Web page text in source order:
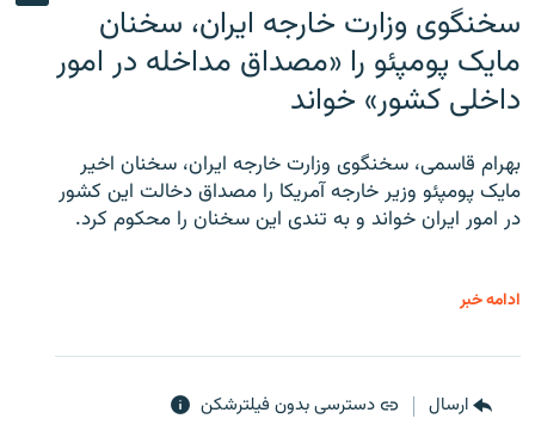
سخنگوی وزارت خارجه ایران، سخنان
مایک پومپئو را «مصداق مداخله در امور
داخلی کشور» خواند
بهرام قاسمی، سخنگوی وزارت خارجه ایران، سخنان اخیر
مایک پومپئو وزیر خارجه آمریکا را مصداق دخالت این کشور
در امور ایران خواند و به تندی این سخنان را محکوم کرد.
ادامه خبر
ارسال دسترسی بدون فیلترشکن